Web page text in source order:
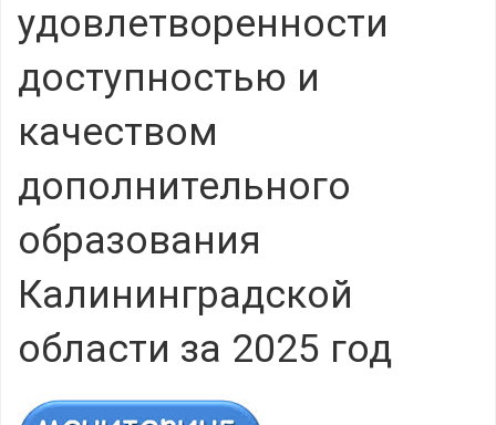
удовлетворенности
доступностью и
качеством
дополнительного
образования
Калининградской
области за 2025 год